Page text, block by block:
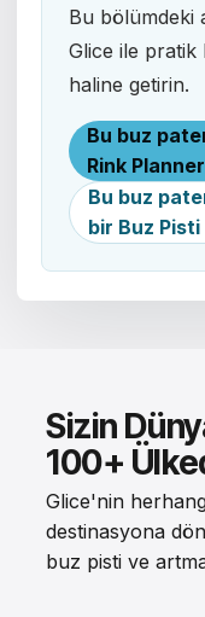
Bu bölümdeki
Glice ile pratik
haline getirin.
Bu buz
Rink
Bu buz
bir Buz Pisti
Sizin
100+
Glice'nin
destinasyona
buz pisti ve